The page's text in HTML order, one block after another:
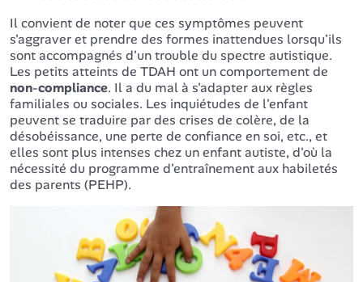
Il convient de noter que ces symptômes peuvent
s'aggraver et prendre des formes inattendues lorsqu'ils
sont accompagnés d'un trouble du spectre autistique.
Les petits atteints de TDAH ont un comportement de
non-compliance. Il a du mal à s'adapter aux règles
familiales ou sociales. Les inquiétudes de l'enfant
peuvent se traduire par des crises de colère, de la
désobéissance, une perte de confiance en soi, etc., et
elles sont plus intenses chez un enfant autiste, d'où la
nécessité du programme d'entraînement aux habiletés
des parents (PEHP).